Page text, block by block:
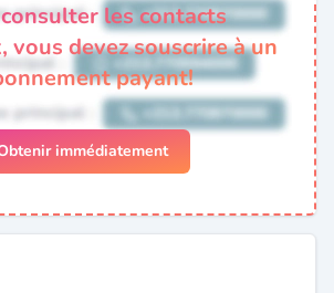
les contacts
vous devez souscrire à un
payant!
immédiatement